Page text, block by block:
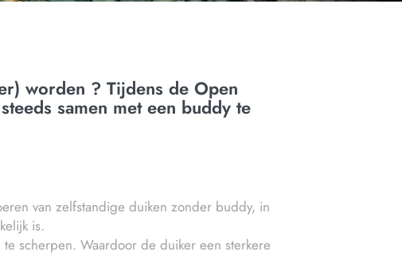
worden ? Tijdens de Open
samen met een buddy te
van zelfstandige duiken zonder buddy, in
is.
scherpen. Waardoor de duiker een sterkere